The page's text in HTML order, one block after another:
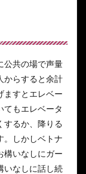
公共の場で声量
からすると余計
ますとエレベー
てもエレベータ
するか、降りる
。しかしベトナ
構いなしにガー
いなしに話し続